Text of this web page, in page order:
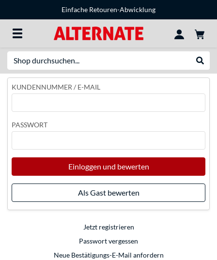
Einfache Retouren-Abwicklung
KUNDENNUMMER / E-MAIL
PASSWORT
Einloggen und bewerten
Als Gast bewerten
Jetzt registrieren
Passwort vergessen
Neue Bestätigungs-E-Mail anfordern